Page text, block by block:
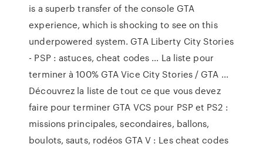
is a superb transfer of the console GTA
experience, which is shocking to see on this
underpowered system. GTA Liberty City Stories
- PSP : astuces, cheat codes ... La liste pour
terminer à 100% GTA Vice City Stories / GTA ...
Découvrez la liste de tout ce que vous devez
faire pour terminer GTA VCS pour PSP et PS2 :
missions principales, secondaires, ballons,
boulots, sauts, rodéos GTA V : Les cheat codes